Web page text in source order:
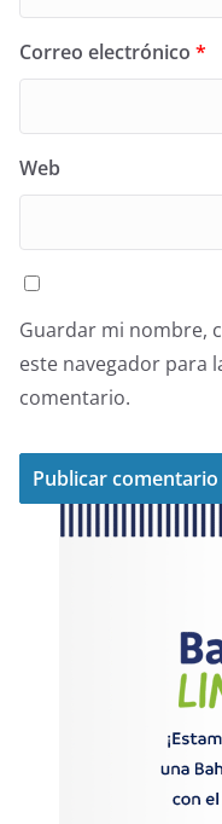
Correo electrónico *
Web
Guardar mi nombre,
este navegador para
comentario.